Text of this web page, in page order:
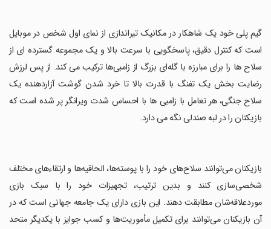
‏گیم پلی خود یک شاهکار در مکانیک تیراندازی از نمای اول شخص در موبایل
است که کنترل دقیق، پاسخگویی با سرعت بالا و یک مجموعه گسترده ای از
سلاح ها را برای مبارزه با گله‌ای بزرگ از زامبی‌ها ترکیب می کند. از پس لرزش
رضایت بخش یک تفنگ با قدرت بالا تا خرد شدن گوشت آزاردهنده یک
سلاح جنگی، هر تعامل با زامبی ها با احساس شدت ویرانگر پر شده است که
بازیکنان را در لبه صندلی نگه می دارد.
‏بازیکنان می‌توانند سلاح‌های خود را با پوسته‌ها، الحاقیه‌ها و ارتقاء‌های مختلف
شخصی‌سازی کنند و بدین ترتیب، تجهیزات خود را با سبک بازی
موردعلاقه‌شان مطابقت دهند. این بازی دارای یک جامعه جهانی است که در
آن بازیکنان می‌توانند برای تکمیل مأموریت‌ها و کسب جوایز با یکدیگر متحد